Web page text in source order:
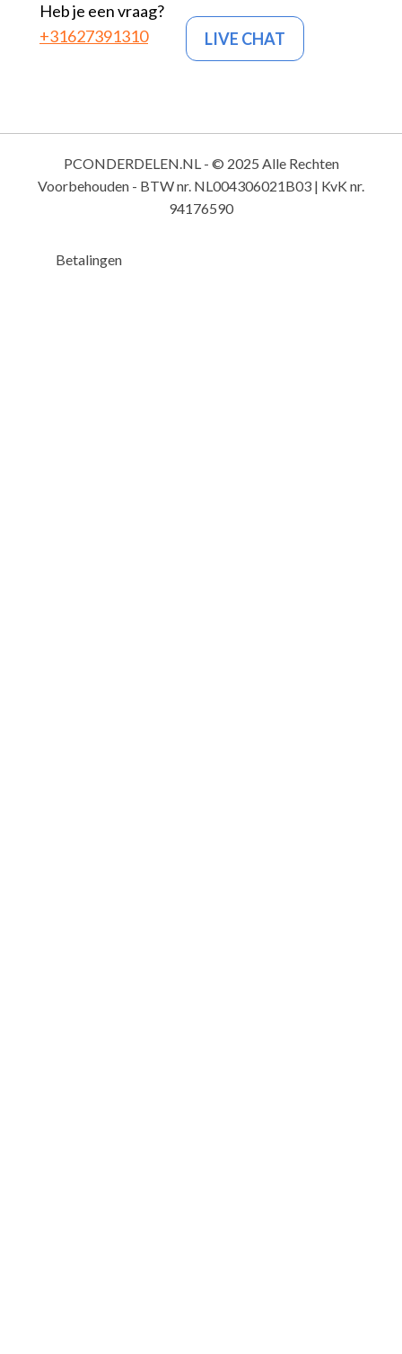
Heb je een vraag?
+31627391310
LIVE CHAT
PCONDERDELEN.NL - © 2025 Alle Rechten
Voorbehouden - BTW nr. NL004306021B03 | KvK nr.
94176590
Betalingen